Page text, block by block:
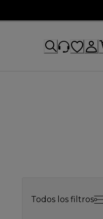
Todos los filtros